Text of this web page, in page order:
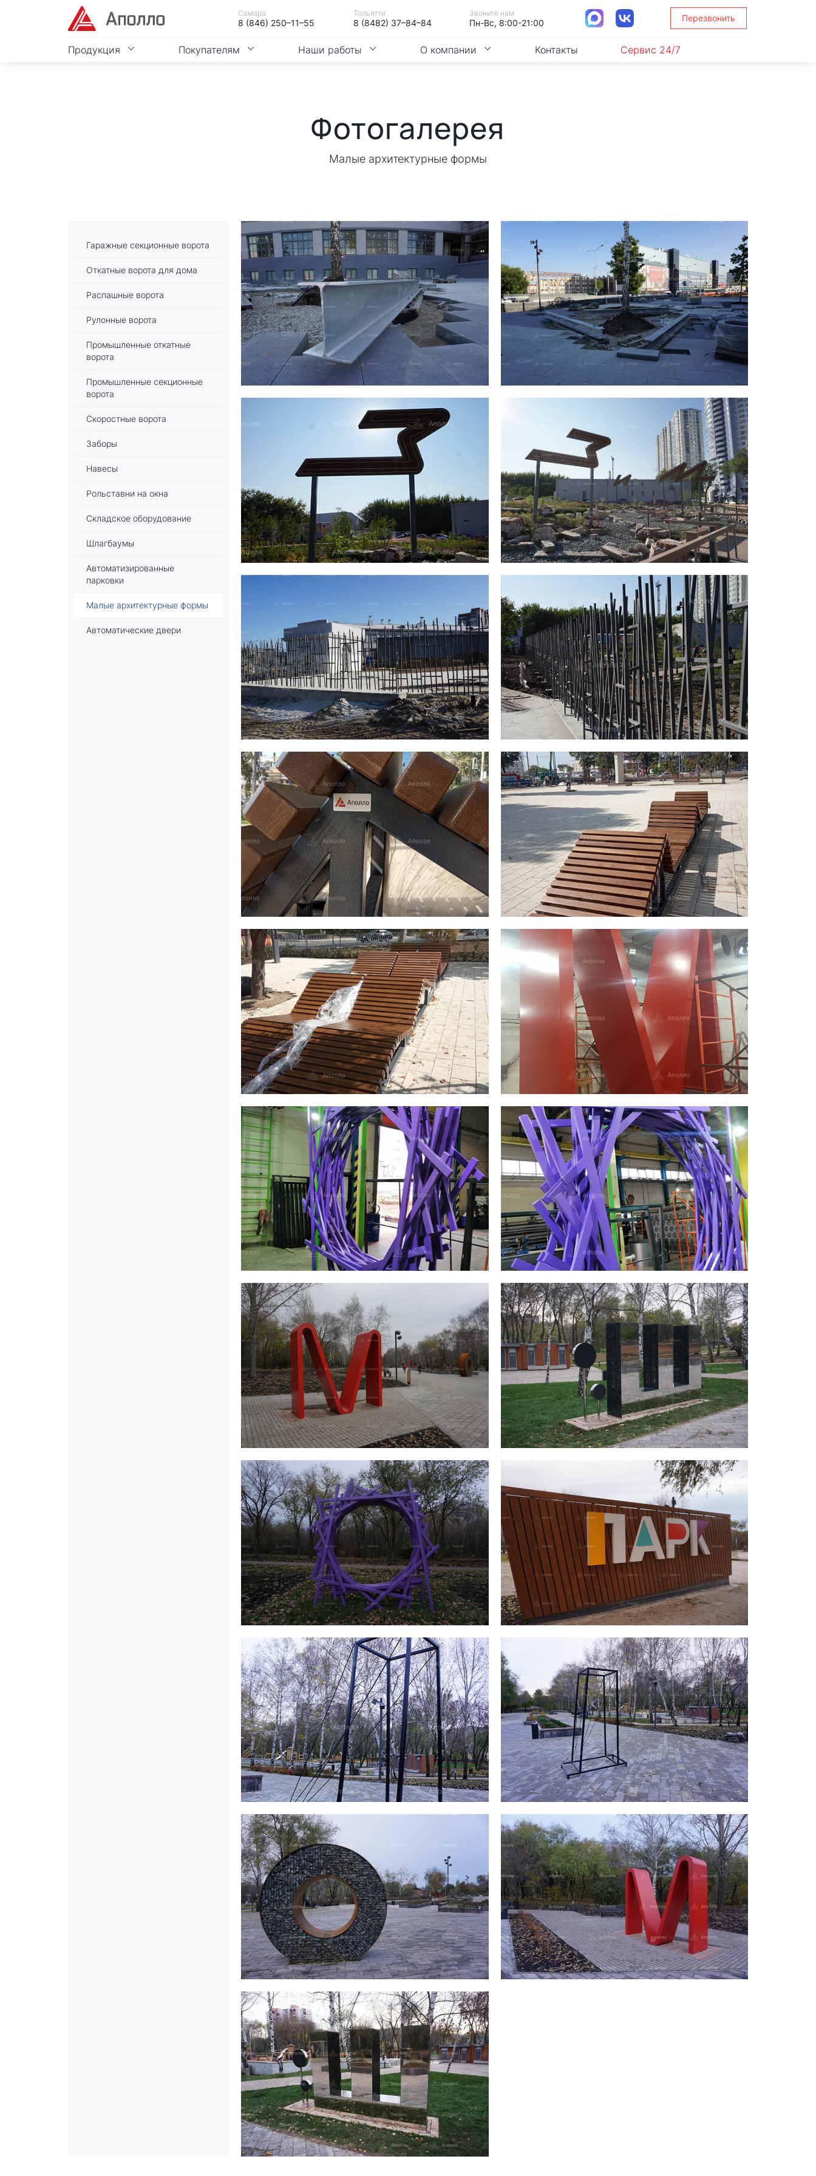
Самара
8 (846) 250–11–55
Тольятти
8 (8482) 37–84–84
Звоните нам
Пн-Вс, 8:00-21:00 Перезвонить
Продукция Покупателям Наши работы О компании Контакты Сервис 24/7
Фотогалерея
Малые архитектурные формы
Гаражные секционные ворота
Откатные ворота для дома
Распашные ворота
Рулонные ворота
Промышленные откатные
ворота
Промышленные секционные
ворота
Скоростные ворота
Заборы
Навесы
Рольставни на окна
Складское оборудование
Шлагбаумы
Автоматизированные
парковки
Малые архитектурные формы
Автоматические двери